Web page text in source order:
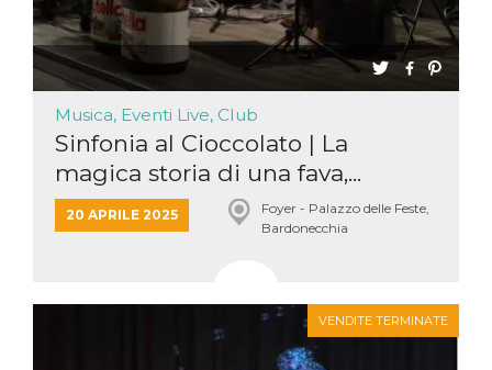
Musica, Eventi Live, Club
Sinfonia al Cioccolato | La
magica storia di una fava,...
20 APRILE 2025
Foyer - Palazzo delle Feste,
Bardonecchia
VENDITE TERMINATE